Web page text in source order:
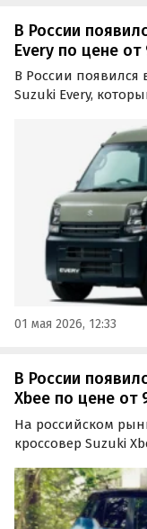
В России
Every по цене
В России
Suzuki Every,
альтернативным
есть версии с
01 мая 2026, 12:33
В России
Xbee по цене от
На российском
кроссовер Suzuki
широкие
полный привод, а
классифайдов…